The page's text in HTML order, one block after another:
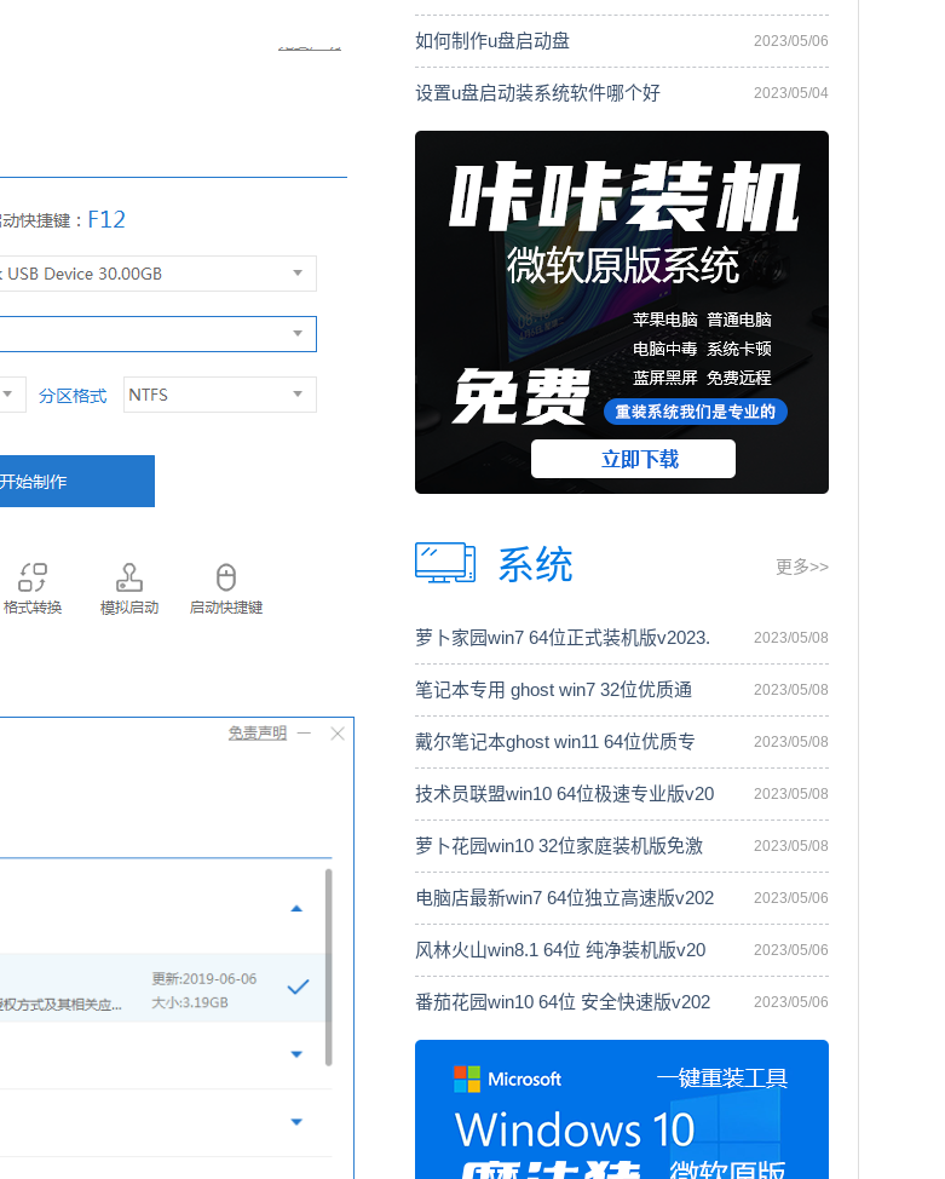
如何制作u盘启动盘 2023/05/06
设置u盘启动装系统软件哪个好 2023/05/04
系统 更多>>
萝卜家园win7 64位正式装机版v2023. 2023/05/08
笔记本专用 ghost win7 32位优质通 2023/05/08
戴尔笔记本ghost win11 64位优质专 2023/05/08
技术员联盟win10 64位极速专业版v20 2023/05/08
萝卜花园win10 32位家庭装机版免激 2023/05/08
电脑店最新win7 64位独立高速版v202 2023/05/06
风林火山win8.1 64位 纯净装机版v20 2023/05/06
番茄花园win10 64位 安全快速版v202 2023/05/06